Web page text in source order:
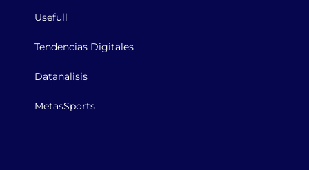
Usefull
Tendencias Digitales
Datanalisis
MetasSports